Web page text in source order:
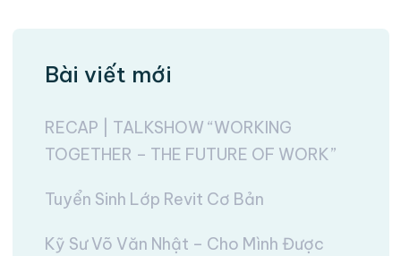
Bài viết mới
RECAP | TALKSHOW “WORKING
TOGETHER – THE FUTURE OF WORK”
Tuyển Sinh Lớp Revit Cơ Bản
Kỹ Sư Võ Văn Nhật – Cho Mình Được